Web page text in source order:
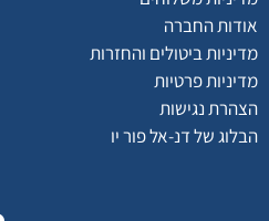
אודות החברה
מדיניות ביטולים והחזרות
מדיניות פרטיות
הצהרת נגישות
הבלוג של דנ-אל פור יו